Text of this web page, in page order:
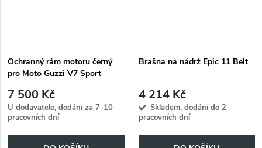
Ochranný rám motoru černý
pro Moto Guzzi V7 Sport
7 500 Kč
U dodavatele, dodání za 7-10
pracovních dní
Brašna na nádrž Epic 11 Belt
4 214 Kč
Skladem, dodání do 2
pracovních dní